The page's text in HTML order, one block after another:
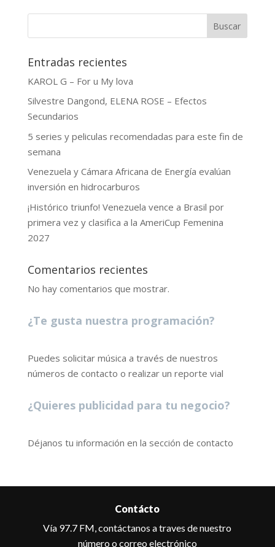
Buscar
Entradas recientes
KAROL G – For u My lova
Silvestre Dangond, ELENA ROSE – Efectos
Secundarios
5 series y peliculas recomendadas para este fin de
semana
Venezuela y Cámara Africana de Energía evalúan
inversión en hidrocarburos
¡Histórico triunfo! Venezuela vence a Brasil por
primera vez y clasifica a la AmeriCup Femenina
2027
Comentarios recientes
No hay comentarios que mostrar.
¿Te gusta nuestra programación?
Puedes solicitar música a través de nuestros
números de contacto o realizar un reporte vial
¿Quieres publicidad para tu negocio?
Déjanos tu información en la sección de contacto
Contácto
Vía 97.7 FM, contáctanos a traves de nuestro
número o correo electrónico